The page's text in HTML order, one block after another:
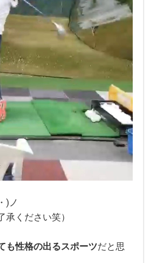
)ノ
承ください笑）
も性格の出るスポーツだと思